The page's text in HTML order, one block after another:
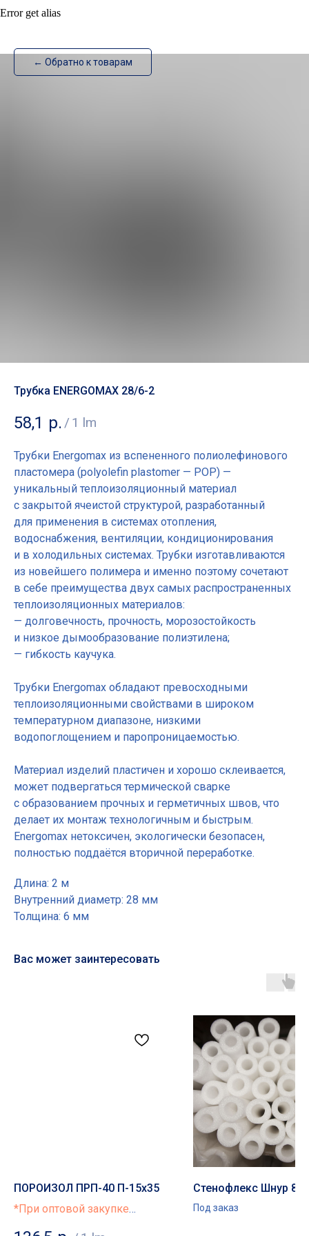
ИзотехПро
← Обратно к товарам
Error get alias
Трубка ENERGOMAX 28/6-2
58,1 р. / 1 lm
Трубки Energomax из вспененного полиолефинового
пластомера (polyolefin plastomer — POP) —
уникальный теплоизоляционный материал
с закрытой ячеистой структурой, разработанный
для применения в системах отопления,
водоснабжения, вентиляции, кондиционирования
и в холодильных системах. Трубки изготавливаются
из новейшего полимера и именно поэтому сочетают
в себе преимущества двух самых распространенных
теплоизоляционных материалов:
— долговечность, прочность, морозостойкость
и низкое дымообразование полиэтилена;
— гибкость каучука.
Трубки Energomax обладают превосходными
теплоизоляционными свойствами в широком
температурном диапазоне, низкими
водопоглощением и паропроницаемостью.
Материал изделий пластичен и хорошо склеивается,
может подвергаться термической сварке
с образованием прочных и герметичных швов, что
делает их монтаж технологичным и быстрым.
Energomax нетоксичен, экологически безопасен,
полностью поддаётся вторичной переработке.
Длина: 2 м
Внутренний диаметр: 28 мм
Толщина: 6 мм
Вас может заинтересовать
ПОРОИЗОЛ ПРП-40 П-15х35
*При оптовой закупке
Стенофлекс Шнур
Под заказ
• Лента для стяжки
Подложка